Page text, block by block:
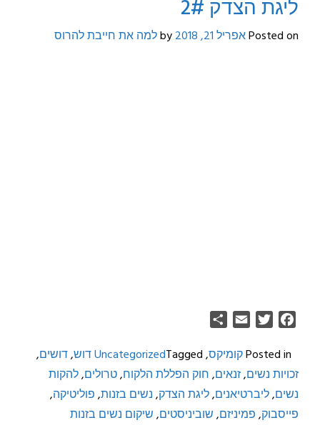
ליגת הצדק 2#
Posted onאפריל 21, 2018 למה את חייבת להרוס
Facebook
Twitter
Email
Posted inקומיקס,
UncategorizedTagged דוש,דושים,
זכויות נשים,זנאים,חוק הפללת הלקוח,טרולים,להקות
נשים,ליברטיאנים,ליגת הצדק,נשים בזנות,פוליטיקה,
פייסבוק,פמיניזם,שוביניסטים,שיקום נשים בזנות